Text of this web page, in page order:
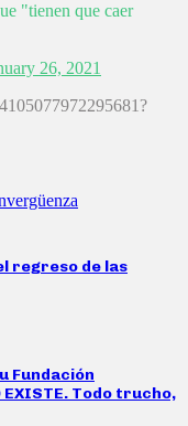
"tienen que caer
26, 2021
regreso de las
Fundación
Todo trucho,